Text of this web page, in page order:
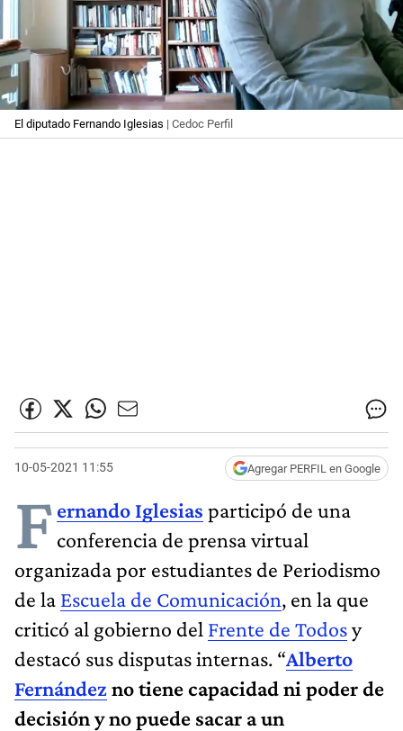
El diputado Fernando Iglesias | Cedoc Perfil
10-05-2021 11:55 Agregar PERFIL en Google
F ernando Iglesias participó de una
conferencia de prensa virtual
organizada por estudiantes de Periodismo
de la Escuela de Comunicación, en la que
criticó al gobierno del Frente de Todosy
destacó sus disputas internas. “Alberto
Fernándezno tiene capacidad ni poder de
decisión y no puede sacar a un